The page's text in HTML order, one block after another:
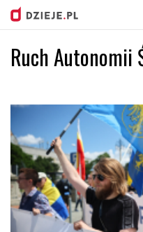
Ruch Autonomii